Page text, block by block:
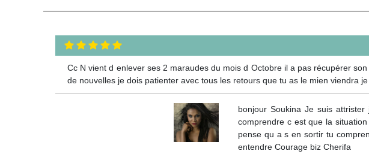
Cc N vient d enlever ses 2 maraudes du mois d Octobre il a pas récupérer
de nouvelles je dois patienter avec tous les retours que tu as le mien viendra
bonjour Soukina Je suis
comprendre c est que la
pense qu a s en sortir tu
entendre Courage biz Cherifa